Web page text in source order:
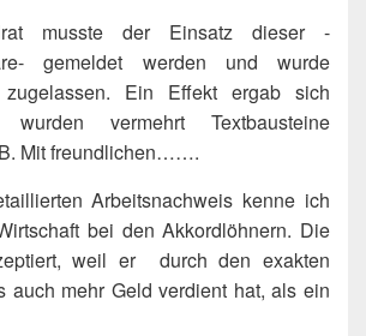
musste der Einsatz dieser -
gemeldet werden und wurde
Ein Effekt ergab sich
vermehrt Textbausteine
Mit freundlichen…….
Arbeitsnachweis kenne ich
bei den Akkordlöhnern. Die
weil er durch den exakten
auch mehr Geld verdient hat, als ein